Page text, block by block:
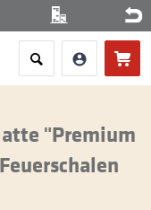
"Premium